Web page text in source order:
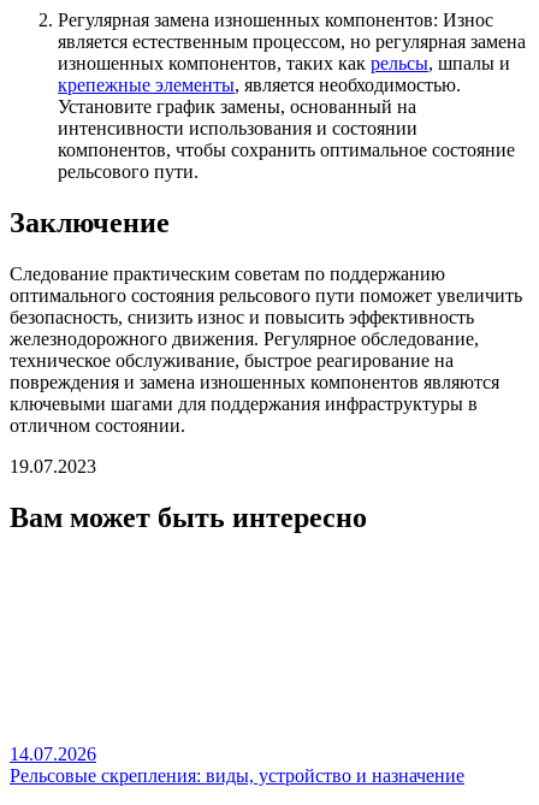
Регулярная замена изношенных компонентов: Износ
является естественным процессом, но регулярная замена
изношенных компонентов, таких как рельсы, шпалы и
крепежные элементы, является необходимостью.
Установите график замены, основанный на
интенсивности использования и состоянии
компонентов, чтобы сохранить оптимальное состояние
рельсового пути.
Заключение
Следование практическим советам по поддержанию
оптимального состояния рельсового пути поможет увеличить
безопасность, снизить износ и повысить эффективность
железнодорожного движения. Регулярное обследование,
техническое обслуживание, быстрое реагирование на
повреждения и замена изношенных компонентов являются
ключевыми шагами для поддержания инфраструктуры в
отличном состоянии.
19.07.2023
Вам может быть интересно
14.07.2026
Рельсовые скрепления: виды, устройство и назначение